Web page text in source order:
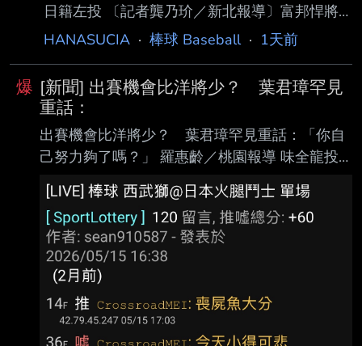
日籍左投 〔記者龔乃玠／新北報導〕富邦悍將
總教練後藤光尊今天明言，洋投瑪帝斯明天確定
邦決定註銷阿部雄大，後藤光尊表示，今年是阿
部雄大的第一年打職棒，每週丟1場的體 能調整
上，對他來說有點艱難，這是他被割愛的原因。
阿部雄大今年在一軍出賽10場，戰績3勝5敗，
防禦率4.44，後藤光尊表示，個人是希望他可
以先在二軍持續出賽，這部分還會跟林桑（林威
助）跟阿部確認想法、溝通，希望他能在二 軍
出賽儲備他的體力。 https://
HANASUCIA · 棒球 Baseball· 1天前
爆 [新聞] 出賽機會比洋將少？ 葉君璋罕見
重話：
出賽機會比洋將少？ 葉君璋罕見重話：「你自
己努力夠了嗎？」 羅惠齡／桃園報導 味全龍投
手郭郁政昨在天母主場對統一獅先發，這是他相
隔2個月再於一軍登板，不過只投4 .2局狂失6
分、其中5分自責分，吞下敗投。他不但投球內
容不佳，自己也有守備上的失誤， 今總教練葉君
璋罕見說出重話。 郭郁政在第4局讓張皓崴打出
內野滾地球，結果他接球失誤，被對上攻佔上壘
包，隨後就被 陳傑憲轟2分砲。第5局再讓張皓崴
打出一壘方向內野滾地球，他沒有及時補位，結